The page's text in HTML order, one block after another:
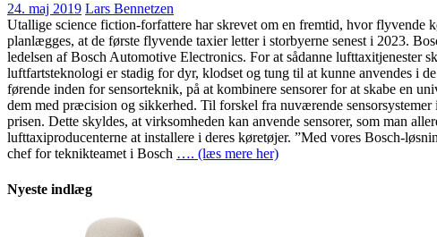
24. maj 2019 Lars Bennetzen
Utallige science fiction-forfattere har skrevet om en fremtid, hvor
planlægges, at de første flyvende taxier letter i storbyerne senest i 2023.
ledelsen af Bosch Automotive Electronics. For at sådanne lufttaxitjenester
luftfartsteknologi er stadig for dyr, klodset og tung til at kunne anvendes i
førende inden for sensorteknik, på at kombinere sensorer for at skabe en
dem med præcision og sikkerhed. Til forskel fra nuværende
prisen. Dette skyldes, at virksomheden kan anvende sensorer, som man
lufttaxiproducenterne at installere i deres køretøjer. ”Med vores Bosch-
chef for teknikteamet i Bosch …. (læs mere her)
Nyeste indlæg